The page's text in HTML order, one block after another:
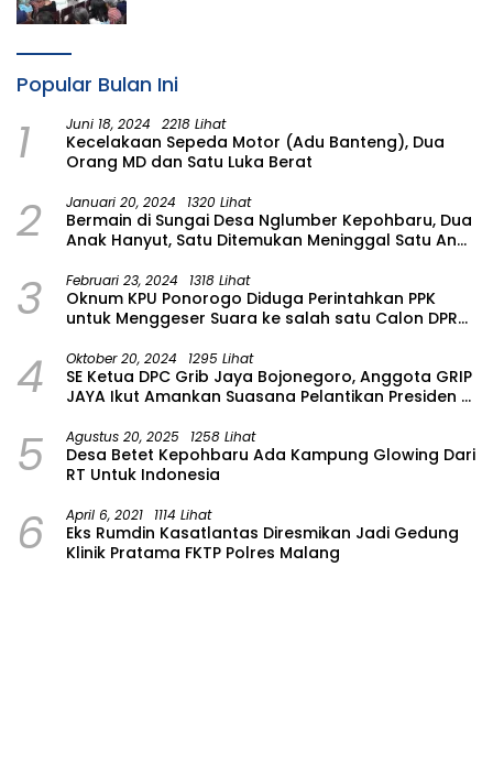
Popular Bulan Ini
1 Juni 18, 2024 2218 Lihat
Kecelakaan Sepeda Motor (Adu Banteng), Dua
Orang MD dan Satu Luka Berat
2 Januari 20, 2024 1320 Lihat
Bermain di Sungai Desa Nglumber Kepohbaru, Dua
Anak Hanyut, Satu Ditemukan Meninggal Satu Anak
3 Februari 23, 2024 1318 Lihat
Oknum KPU Ponorogo Diduga Perintahkan PPK
untuk Menggeser Suara ke salah satu Calon DPRD
4 Oktober 20, 2024 1295 Lihat
SE Ketua DPC Grib Jaya Bojonegoro, Anggota GRIP
JAYA Ikut Amankan Suasana Pelantikan Presiden di
5 Agustus 20, 2025 1258 Lihat
Desa Betet Kepohbaru Ada Kampung Glowing Dari
RT Untuk Indonesia
6 April 6, 2021 1114 Lihat
Eks Rumdin Kasatlantas Diresmikan Jadi Gedung
Klinik Pratama FKTP Polres Malang